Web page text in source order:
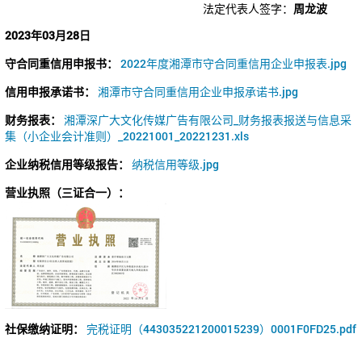
法定代表人签字： 周龙波
2023年03月28日
守合同重信用申报书：
2022年度湘潭市守合同重信用企业申报表.jpg
信用申报承诺书：
湘潭市守合同重信用企业申报承诺书.jpg
财务报表：
湘潭深广大文化传媒广告有限公司_财务报表报送与信息采
集（小企业会计准则）_20221001_20221231.xls
企业纳税信用等级报告：
纳税信用等级.jpg
营业执照（三证合一）：
社保缴纳证明： 完税证明（443035221200015239）0001F0FD25.pdf